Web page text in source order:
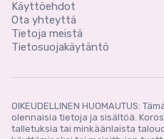
Käyttöehdot
Ota yhteyttä
Tietoja meistä
Tietosuojakäytäntö
OIKEUDELLINEN HUOMAUTUS:
olennaisia ​​tietoja ja sisältöä.
talletuksia tai minkäänlaista